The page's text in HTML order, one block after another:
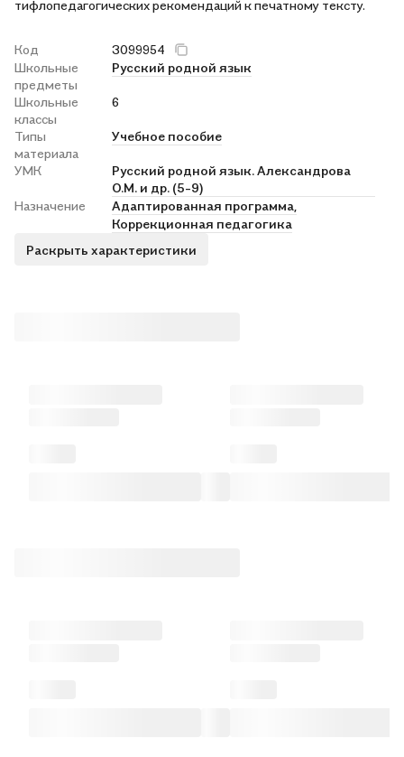
тифлопедагогических рекомендаций к печатному тексту.
Код
3099954
Школьные
предметы
Русский родной язык
Школьные
классы
6
Типы
материала
Учебное пособие
УМК
Русский родной язык. Александрова
О.М. и др. (5-9)
Назначение
Адаптированная программа,
Коррекционная педагогика
Раскрыть характеристики